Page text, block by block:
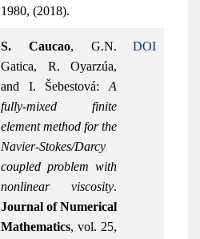
1980, (2018).
S. Caucao, G.N.
Gatica, R. Oyarzúa,
and I. Šebestová:A
fully-mixed finite
element method for the
Navier-Stokes/Darcy
coupled problem with
nonlinear viscosity.
Journal of Numerical
Mathematics, vol. 25,
DOI